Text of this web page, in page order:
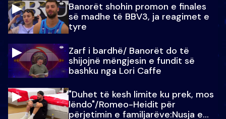
Banorët shohin promon e finales
së madhe të BBV3, ja reagimet e
tyre
Zarf i bardhë/ Banorët do të
shijojnë mëngjesin e fundit së
bashku nga Lori Caffe
"Duhet të kesh limite ku prek, mos
lëndo"/Romeo-Heidit për
përjetimin e familjarëve:Nusja e